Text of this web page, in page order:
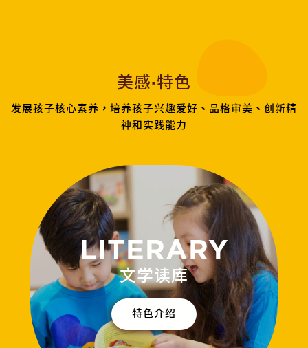
美感·特色
发展孩子核心素养，培养孩子兴趣爱好、品格审美、创新精
神和实践能力
LITERARY
文学读库
特色介绍